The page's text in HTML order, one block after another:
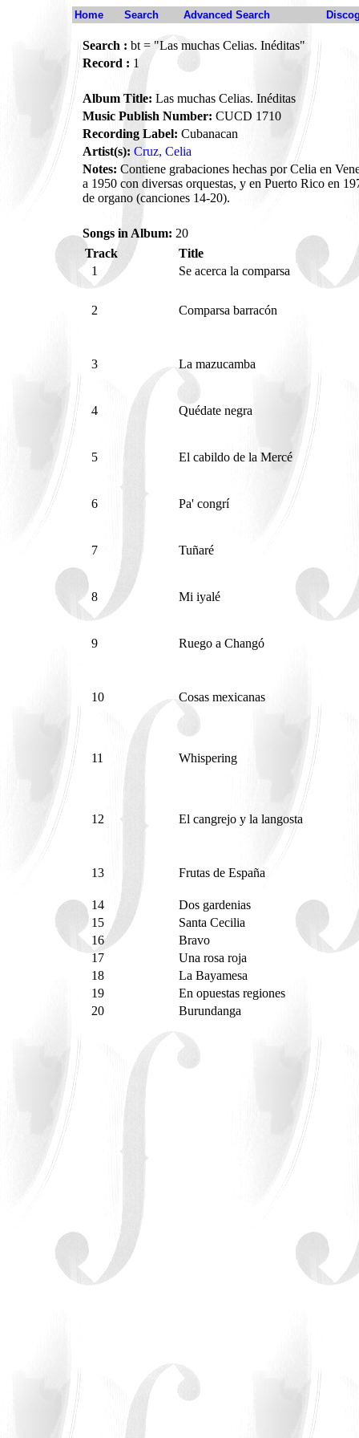
Home Search Advanced Search
Search : bt = "Las muchas Celias. Inéditas"
Record : 1
Album Title: Las muchas Celias. Inéditas
Music Publish Number: CUCD 1710
Recording Label: Cubanacan
Artist(s): Cruz, Celia
Notes: Contiene grabaciones hechas por Celia en
a 1950 con diversas orquestas, y en Puerto Rico en
de organo (canciones 14-20).
Songs in Album: 20
Track
Title
1
Se acerca la comparsa
2 Comparsa barracón
3 La mazucamba
4 Quédate negra
5 El cabildo de la Mercé
6 Pa' congrí
7 Tuñaré
8 Mi iyalé
9 Ruego a Changó
10 Cosas mexicanas
11 Whispering
12 El cangrejo y la langosta
13 Frutas de España
14
Dos gardenias
15
Santa Cecilia
16
Bravo
17
Una rosa roja
18
La Bayamesa
19
En opuestas regiones
20
Burundanga